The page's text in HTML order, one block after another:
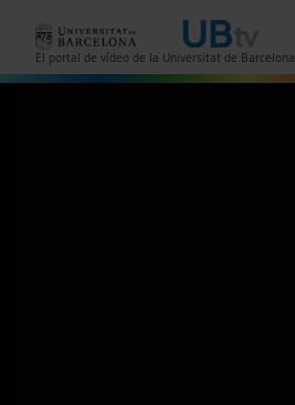
El portal de vídeo de la Universitat de Barcelona